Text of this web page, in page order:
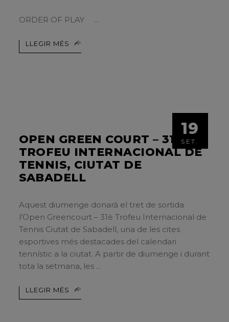
ORDER OF PLAY
LLEGIR MÉS
19
SET.
OPEN GREEN COURT – 31È
TROFEU INTERNACIONAL DE
TENNIS, CIUTAT DE
SABADELL
Aquest diumenge donarà el tret de sortida
l’Open Greencourt – 31è Trofeu Internacional de
Tennis Ciutat de Sabadell, una de les cites
esportives més destacades del calendari
tennístic a la ciutat. A partir de diumenge i durant
tota la setmana, les
LLEGIR MÉS